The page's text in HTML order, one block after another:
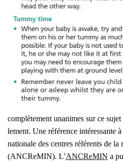
com­plè­te­ment una­nimes sur ce
le­ment. Une réfé­rence inté­res­sante
natio­nale des centres réfé­rents de
(ANCRe­MIN). L’ANCRe­MIN a